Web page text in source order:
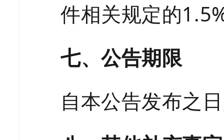
件相关规定的
七、公告期限
自本公告发布之